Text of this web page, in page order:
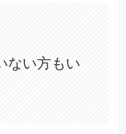
ない方もい